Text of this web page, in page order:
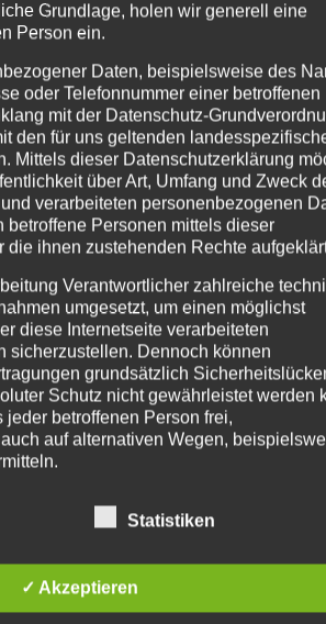
findet die Corporate
Hier treffen sich Entscheider
und Prävention, E-
und Diskussionsrunden
in diesem Bereich. Ich freue
der Messe ebenfalls einen
erhalten Sie hier in der
Grundlage, holen wir generell eine
Person ein.
Daten, beispielsweise des
oder Telefonnummer einer betroffenen
mit der Datenschutz-
den für uns geltenden
Mittels dieser Datenschutzerklärung
über Art, Umfang und Zweck
verarbeiteten personenbezogenen
betroffene Personen mittels dieser
die ihnen zustehenden Rechte
Verantwortlicher zahlreiche
umgesetzt, um einen möglichst
diese Internetseite verarbeiteten
sicherzustellen. Dennoch können
grundsätzlich
Schutz nicht gewährleistet werden
betroffenen Person frei,
auf alternativen Wegen,
Verordnungsgeber beim Erlass der
wurden. Unsere
als auch für unsere Kunden und
Statistiken
✓ Akzeptieren